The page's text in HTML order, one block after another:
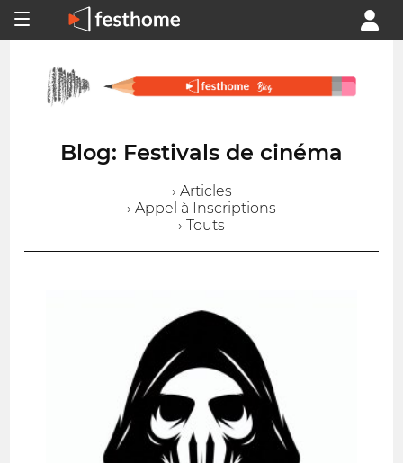
Blog: Festivals de cinéma
› Articles
› Appel à Inscriptions
› Touts